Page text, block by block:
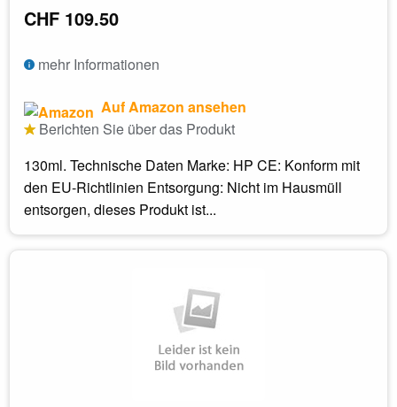
CHF 109.50
mehr Informationen
Auf Amazon ansehen
Berichten Sie über das Produkt
130ml. Technische Daten Marke: HP CE: Konform mit
den EU-Richtlinien Entsorgung: Nicht im Hausmüll
entsorgen, dieses Produkt ist...